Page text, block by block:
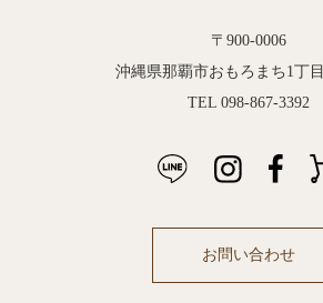
〒900-0006
沖縄県那覇市おもろまち1丁
TEL 098-867-3392
お問い合わせ